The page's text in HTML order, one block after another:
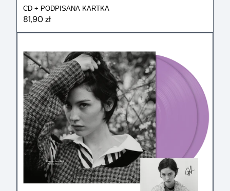
CD + PODPISANA KARTKA
81,90 zł